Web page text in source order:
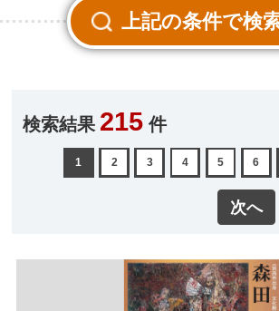
検索結果 215 件
1 2 3 4 5 6
次へ